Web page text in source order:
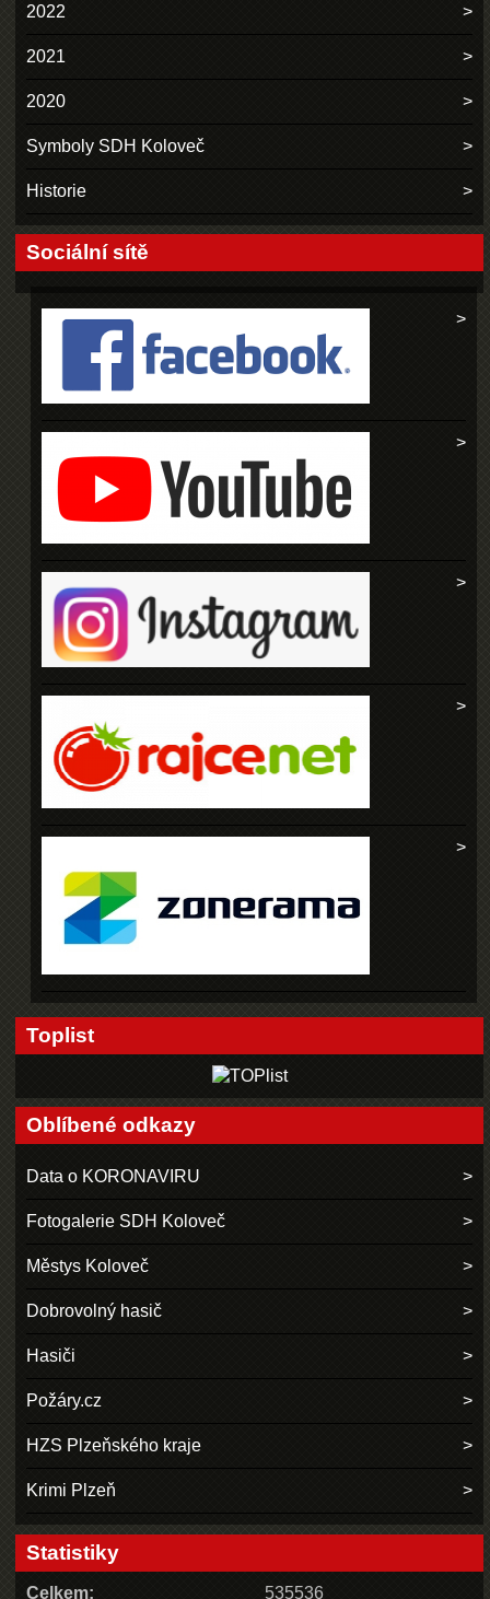
2022
2021
2020
Symboly SDH Koloveč
Historie
Sociální sítě
Toplist
Oblíbené odkazy
Data o KORONAVIRU
Fotogalerie SDH Koloveč
Městys Koloveč
Dobrovolný hasič
Hasiči
Požáry.cz
HZS Plzeňského kraje
Krimi Plzeň
Statistiky
Celkem: 535536